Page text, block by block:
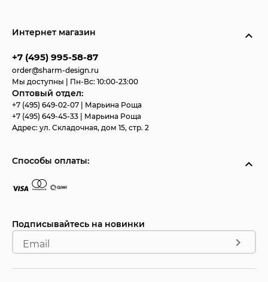
Интернет магазин
+7 (495) 995-58-87
order@sharm-design.ru
Мы доступны | Пн-Вс: 10:00-23:00
Оптовый отдел:
+7 (495) 649-02-07 | Марьина Роща
+7 (495) 649-45-33 | Марьина Роща
Адрес: ул. Складочная, дом 15, стр. 2
Способы оплаты:
Подписывайтесь на новинки
Email